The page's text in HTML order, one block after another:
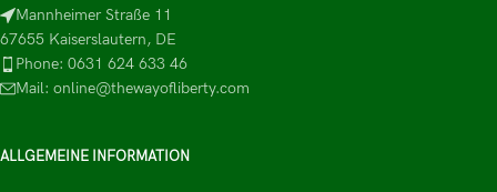
Mannheimer Straße 11
67655 Kaiserslautern, DE
Phone: 0631 624 633 46
Mail: online@thewayofliberty.com
ALLGEMEINE INFORMATION